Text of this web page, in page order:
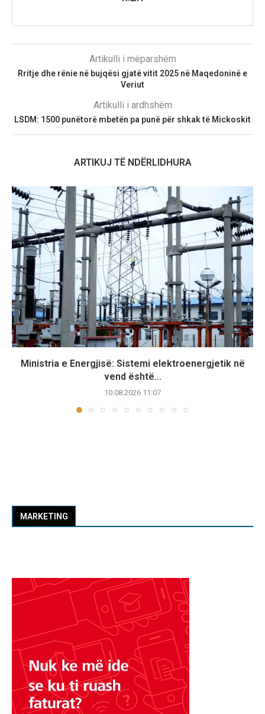
Artikulli i mëparshëm
Rritje dhe rënie në bujqësi gjatë vitit 2025 në Maqedoninë e
Veriut
Artikulli i ardhshëm
LSDM: 1500 punëtorë mbetën pa punë për shkak të Mickoskit
ARTIKUJ TË NDËRLIDHURA
Ministria e Energjisë: Sistemi elektroenergjetik në
vend është...
10.08.2026 11:07
MARKETING